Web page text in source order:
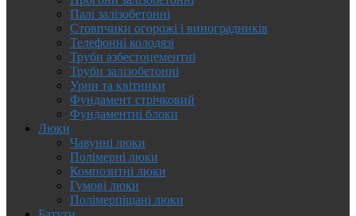
Палі залізобетонні
Стовпчики огорожі і виноградників
Телефонні колодязі
Труби азбестоцементні
Труби залізобетонні
Урни та квітники
Фундамент стрічковий
Фундаментні блоки
Люки
Чавунні люки
Полімерні люки
Композитні люки
Гумові люки
Полімерпіщані люки